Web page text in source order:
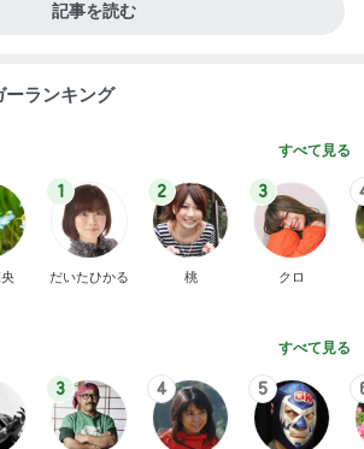
記事を読む
ーランキング
すべて見る
1
だいたひかる
2
桃
3
クロ
すべて見る
3 4 5